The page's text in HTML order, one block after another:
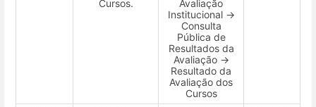
Cursos.
Avaliação
Institucional →
Consulta
Pública de
Resultados da
Avaliação →
Resultado da
Avaliação dos
Cursos